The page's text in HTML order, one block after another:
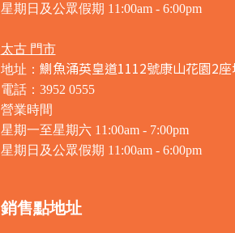
星期日及公眾假期 11:00am - 6:00pm
太古 門市
地址： 鰂魚涌英皇道1112號康山花園2
電話：3952 0555
營業時間
星期一至星期六 11:00am - 7:00pm
星期日及公眾假期 11:00am - 6:00pm
銷售點地址